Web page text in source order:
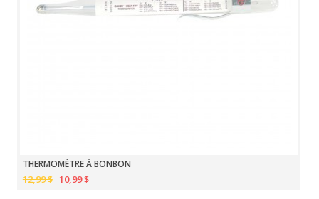
THERMOMÈTRE À BONBON
12,99 $ 10,99 $